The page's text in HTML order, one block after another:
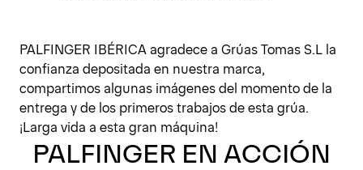
PALFINGER IBÉRICA agradece a Grúas Tomas S.L la
confianza depositada en nuestra marca,
compartimos algunas imágenes del momento de la
entrega y de los primeros trabajos de esta grúa.
¡Larga vida a esta gran máquina!
PALFINGER EN ACCIÓN